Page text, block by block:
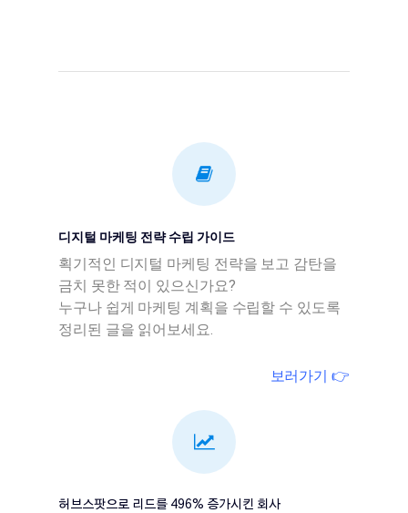
디지털 마케팅 전략 수립 가이드
획기적인 디지털 마케팅 전략을 보고 감탄을
금치 못한 적이 있으신가요?
누구나 쉽게 마케팅 계획을 수립할 수 있도록
정리된 글을 읽어보세요.
보러가기 👉
허브스팟으로 리드를 496% 증가시킨 회사